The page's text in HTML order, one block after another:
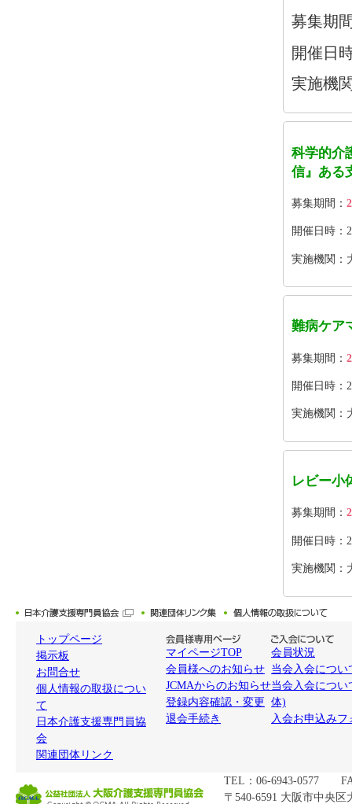
募集期
開催日
実施機
科学的介
信』ある
募集期間：
開催日時：
実施機関：
難病ケア
募集期間：
開催日時：
実施機関：
レビー小
募集期間：
開催日時：
実施機関：
トップページ
掲示板
お問合せ
個人情報の取扱につい
て
日本介護支援専門員協
会
関連団体リンク
マイページTOP
会員様へのお知らせ
JCMAからのお知らせ
登録内容確認・変更
退会手続き
会員状況
当会入会につい
当会入会につい
体)
入会お申込みフ
TEL：06-6943-0577
〒540-6591 大阪市中央